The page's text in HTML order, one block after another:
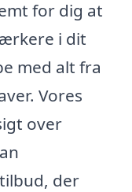
for dig at
i dit
med alt fra
Vores
over
der